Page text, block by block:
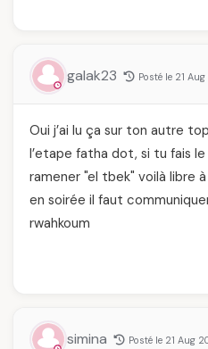
galak23 Posté le 21
Oui j’ai lu ça sur ton autre
l’etape fatha dot, si tu fais
ramener "el tbek" voilà libre
en soirée il faut
rwahkoum
simina Posté le 21 Aug